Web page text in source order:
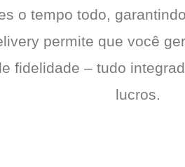
o tempo todo,
permite que você
fidelidade – tudo
lucros.